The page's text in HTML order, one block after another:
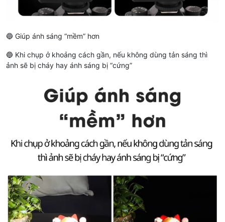
🔵 Giúp ánh sáng “mềm” hơn
🔵 Khi chụp ở khoảng cách gần, nếu không dùng tản sáng thì
ảnh sẽ bị cháy hay ánh sáng bị “cứng”